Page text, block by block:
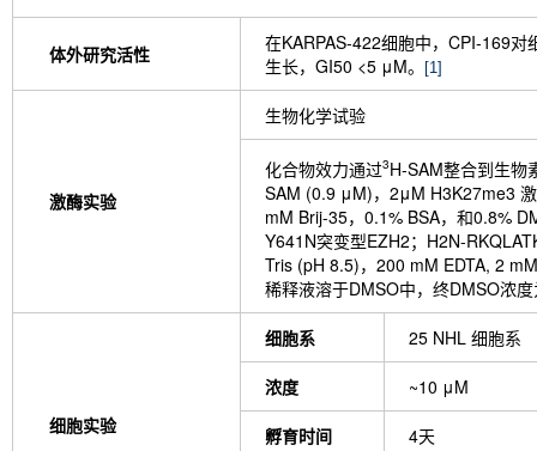
体外研究活性
在KARPAS-422细胞中，CPI-169
生长，GI50 <5 μM。
[1]
激酶实验
生物化学试验
化合物效力通过3H-SAM整合到生物
SAM (0.9 μM)，2μM H3K27me3
mM Brij-35，0.1% BSA，和0.8%
Y641N突变型EZH2；H2N-
Tris (pH 8.5)，200 mM EDTA, 2
稀释液溶于DMSO中，终DMSO浓
细胞实验
细胞系 25 NHL 细胞系
浓度 ~10 μM
孵育时间 4天